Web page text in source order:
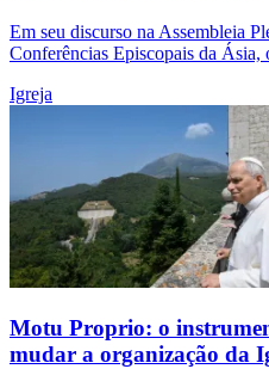
Em seu discurso na Assembleia
Conferências Episcopais da Ásia,
Igreja
Motu Proprio: o
mudar a organização da